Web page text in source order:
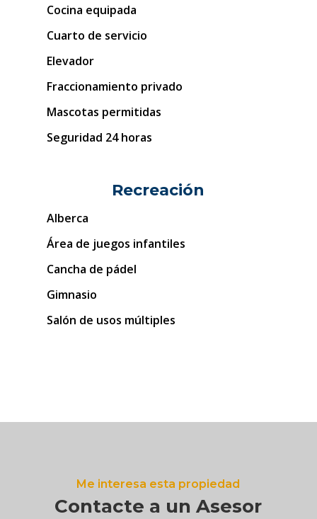
Cocina equipada
Cuarto de servicio
Elevador
Fraccionamiento privado
Mascotas permitidas
Seguridad 24 horas
Recreación
Alberca
Área de juegos infantiles
Cancha de pádel
Gimnasio
Salón de usos múltiples
Me interesa esta propiedad
Contacte a un Asesor